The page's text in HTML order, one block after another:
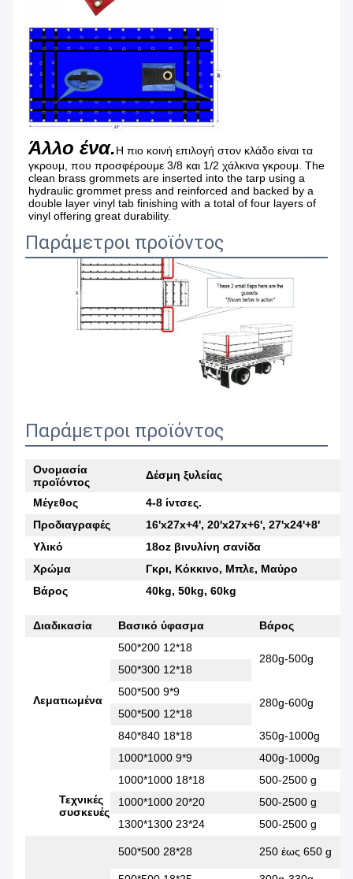
Άλλο ένα.Η πιο κοινή επιλογή στον κλάδο είναι τα
γκρουμ, που προσφέρουμε 3/8 και 1/2 χάλκινα γκρουμ. The
clean brass grommets are inserted into the tarp using a
hydraulic grommet press and reinforced and backed by a
double layer vinyl tab finishing with a total of four layers of
vinyl offering great durability.
Παράμετροι προϊόντος
Παράμετροι προϊόντος
Ονομασία
προϊόντος
Δέσμη ξυλείας
Μέγεθος
4-8 ίντσες.
Προδιαγραφές
16'x27x+4', 20'x27x+6', 27'x24'+8'
Υλικό
18oz βινυλίνη σανίδα
Χρώμα
Γκρι, Κόκκινο, Μπλε, Μαύρο
Βάρος
40kg, 50kg, 60kg
Διαδικασία Βασικό ύφασμα Βάρος
Λεματιωμένα
500*200 12*18
280g-500g
500*300 12*18
500*500 9*9
280g-600g
500*500 12*18
Τεχνικές
συσκευές
840*840 18*18 350g-1000g
1000*1000 9*9
400g-1000g
1000*1000 18*18
500-2500 g
1000*1000 20*20
500-2500 g
1300*1300 23*24
500-2500 g
500*500 28*28 250 έως 650 g